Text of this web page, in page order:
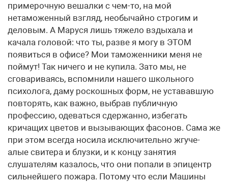
примерочную вешалки с чем-то, на мой
нетаможенный взгляд, необычайно строгим и
деловым. А Маруся лишь тяжело вздыхала и
качала головой: что ты, разве я могу в ЭТОМ
появиться в офисе? Мои таможенники меня не
поймут! Так ничего и не купила. Зато мы, не
сговариваясь, вспомнили нашего школьного
психолога, даму роскошных форм, не устававшую
повторять, как важно, выбрав публичную
профессию, одеваться сдержанно, избегать
кричащих цветов и вызывающих фасонов. Сама же
при этом всегда носила исключительно жгуче-
алые свитера и блузки, и к концу занятия
слушателям казалось, что они попали в эпицентр
сильнейшего пожара. Потому что если Машины